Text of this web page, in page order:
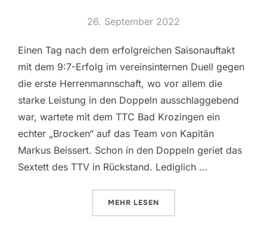
Veröffentlicht
26. September 2022
Einen Tag nach dem erfolgreichen Saisonauftakt
mit dem 9:7-Erfolg im vereinsinternen Duell gegen
die erste Herrenmannschaft, wo vor allem die
starke Leistung in den Doppeln ausschlaggebend
war, wartete mit dem TTC Bad Krozingen ein
echter „Brocken“ auf das Team von Kapitän
Markus Beissert. Schon in den Doppeln geriet das
Sextett des TTV in Rückstand. Lediglich …
MEHR ÜBER „LANDESKLASSE TTV II:
LESEN